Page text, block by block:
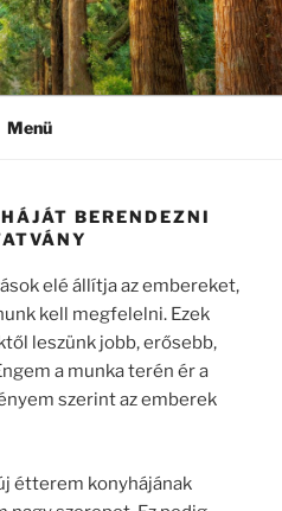
Menü
BERENDEZNI
elé állítja az embereket,
kell megfelelni. Ezek
leszünk jobb, erősebb,
a munka terén ér a
szerint az emberek
étterem konyhájának